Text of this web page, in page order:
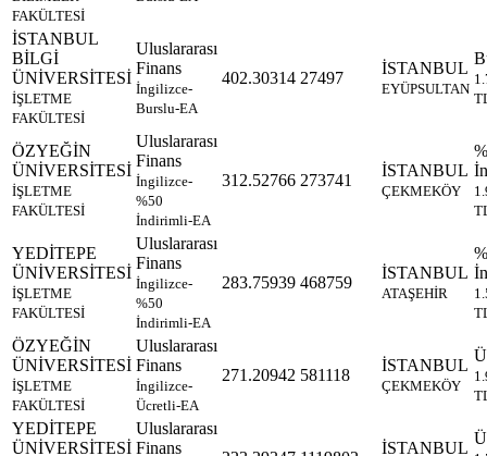
FAKÜLTESİ
İSTANBUL
BİLGİ
ÜNİVERSİTESİ
İŞLETME
FAKÜLTESİ
Uluslararası
Finans
İngilizce-
Burslu-EA
402.30314 27497
İSTANBUL
EYÜPSULTAN
ÖZYEĞİN
ÜNİVERSİTESİ
İŞLETME
FAKÜLTESİ
Uluslararası
Finans
İngilizce-
%50
İndirimli-EA
312.52766 273741
İSTANBUL
ÇEKMEKÖY
YEDİTEPE
ÜNİVERSİTESİ
İŞLETME
FAKÜLTESİ
Uluslararası
Finans
İngilizce-
%50
İndirimli-EA
283.75939 468759
İSTANBUL
ATAŞEHİR
ÖZYEĞİN
ÜNİVERSİTESİ
İŞLETME
FAKÜLTESİ
Uluslararası
Finans
İngilizce-
Ücretli-EA
271.20942 581118
İSTANBUL
ÇEKMEKÖY
YEDİTEPE
ÜNİVERSİTESİ
Uluslararası
Finans
İSTANBUL